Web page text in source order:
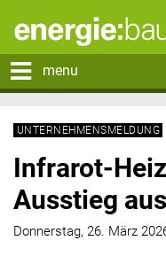
menu
UNTERNEHMENSMELDUNG
Infrarot-
Ausstieg
Donnerstag, 26. März